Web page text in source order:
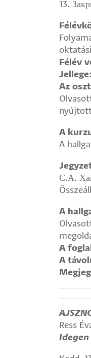
13.
Félév
Jellege:
Az
A
A
С.А.
A
A
A
Ress